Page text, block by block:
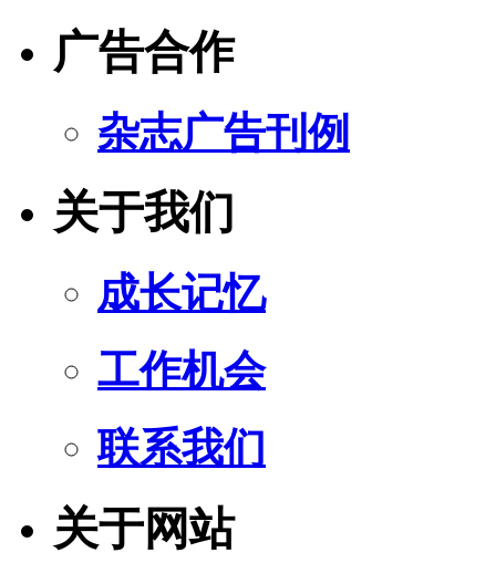
广告合作
杂志广告刊例
关于我们
成长记忆
工作机会
联系我们
关于网站